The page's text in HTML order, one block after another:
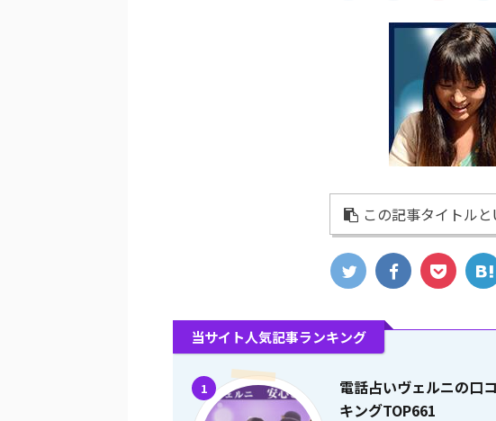
この記事タイトル
当サイト人気記事ランキング
1
電話占いヴェルニの口
キングTOP661